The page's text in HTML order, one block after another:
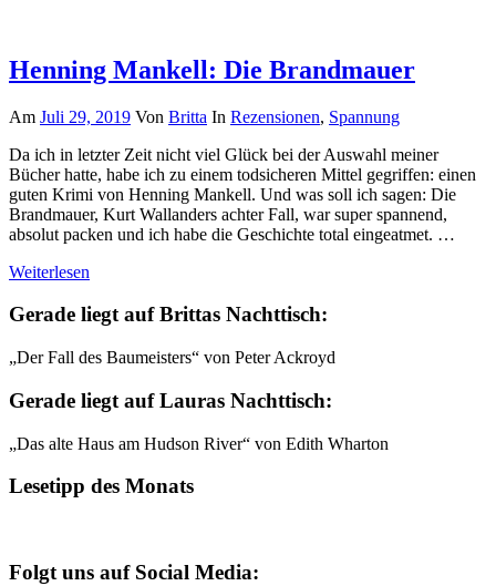
Henning Mankell: Die Brandmauer
Am Juli 29, 2019 Von Britta In Rezensionen, Spannung
Da ich in letzter Zeit nicht viel Glück bei der Auswahl meiner
Bücher hatte, habe ich zu einem todsicheren Mittel gegriffen: einen
guten Krimi von Henning Mankell. Und was soll ich sagen: Die
Brandmauer, Kurt Wallanders achter Fall, war super spannend,
absolut packen und ich habe die Geschichte total eingeatmet. …
Weiterlesen
Gerade liegt auf Brittas Nachttisch:
„Der Fall des Baumeisters“ von Peter Ackroyd
Gerade liegt auf Lauras Nachttisch:
„Das alte Haus am Hudson River“ von Edith Wharton
Lesetipp des Monats
Folgt uns auf Social Media: